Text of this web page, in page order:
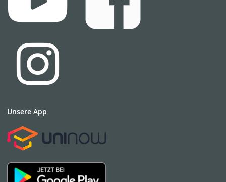
Unsere App